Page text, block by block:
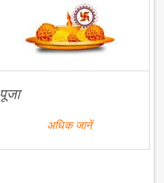
पूजा
अधिक जानें